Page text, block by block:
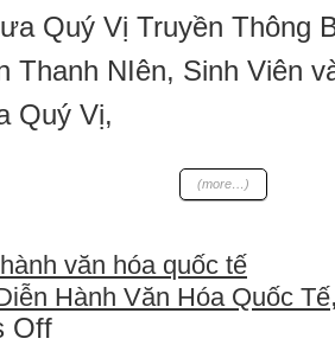
Quý Vị Truyền Thông
Thanh NIên, Sinh Viên
Quý Vị,
(more…)
văn hóa quốc tế
Hành Văn Hóa Quốc Tế
Offon